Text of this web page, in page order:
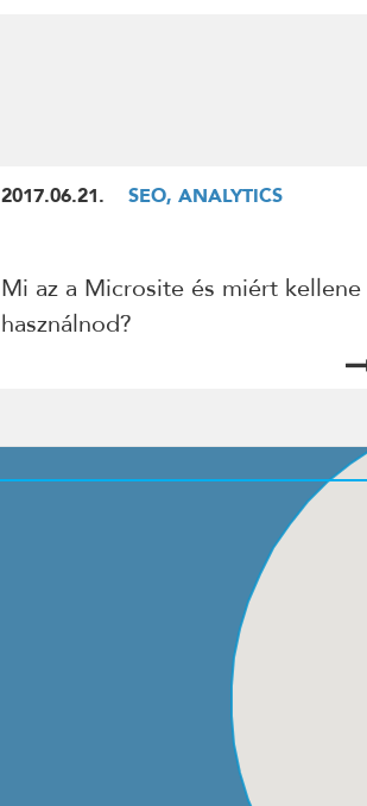
2017.06.21. SEO, ANALYTICS
Mi az a Microsite és miért kellene
használnod?